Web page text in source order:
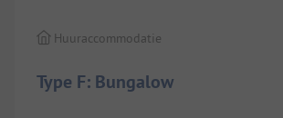
Type F: Bungalow
Huuraccommodatie